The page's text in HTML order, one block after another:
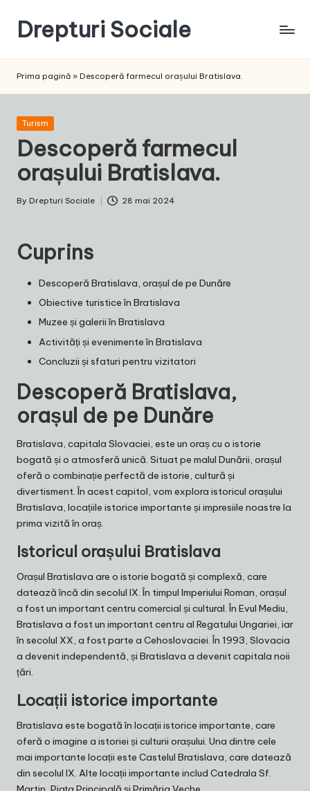
content
Drepturi Sociale
Sociale:
Ta,
Schimbarea
Noastră!
Prima pagină » Descoperă farmecul orașului Bratislava.
Posted
Turism
Descoperă farmecul
orașului Bratislava.
Posted
By Drepturi Sociale 28 mai 2024
Cuprins
Descoperă Bratislava, orașul de pe Dunăre
Obiective turistice în Bratislava
Muzee și galerii în Bratislava
Activități și evenimente în Bratislava
Concluzii și sfaturi pentru vizitatori
Descoperă Bratislava,
orașul de pe Dunăre
Bratislava, capitala Slovaciei, este un oraș cu o istorie
bogată și o atmosferă unică. Situat pe malul Dunării, orașul
oferă o combinație perfectă de istorie, cultură și
divertisment. În acest capitol, vom explora istoricul orașului
Bratislava, locațiile istorice importante și impresiile noastre la
prima vizită în oraș.
Istoricul orașului Bratislava
Orașul Bratislava are o istorie bogată și complexă, care
datează încă din secolul IX. În timpul Imperiului Roman, orașul
a fost un important centru comercial și cultural. În Evul Mediu,
Bratislava a fost un important centru al Regatului Ungariei, iar
în secolul XX, a fost parte a Cehoslovaciei. În 1993, Slovacia
a devenit independentă, și Bratislava a devenit capitala noii
țări.
Locații istorice importante
Bratislava este bogată în locații istorice importante, care
oferă o imagine a istoriei și culturii orașului. Una dintre cele
mai importante locații este Castelul Bratislava, care datează
din secolul IX. Alte locații importante includ Catedrala Sf.